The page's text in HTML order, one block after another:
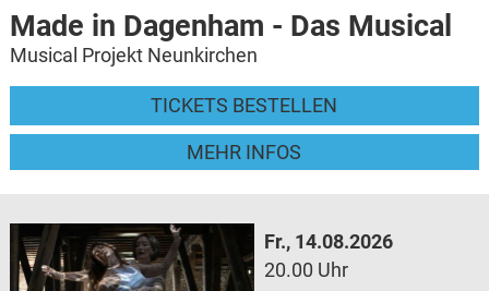
Made in Dagenham - Das Musical
Musical Projekt Neunkirchen
TICKETS BESTELLEN
MEHR INFOS
Fr., 14.08.2026
20.00 Uhr